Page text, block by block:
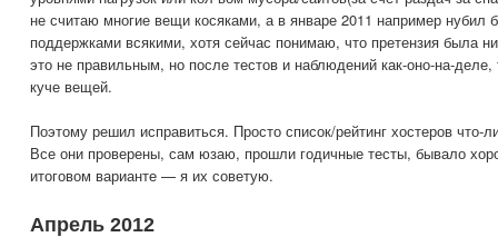
не считаю многие вещи косяками, а в январе 2011 например нубил
поддержками всякими, хотя сейчас понимаю, что претензия была
это не правильным, но после тестов и наблюдений как-оно-на-
куче вещей.
Поэтому решил исправиться. Просто список/рейтинг хостеров
Все они проверены, сам юзаю, прошли годичные тесты, бывало
итоговом варианте — я их советую.
Апрель 2012